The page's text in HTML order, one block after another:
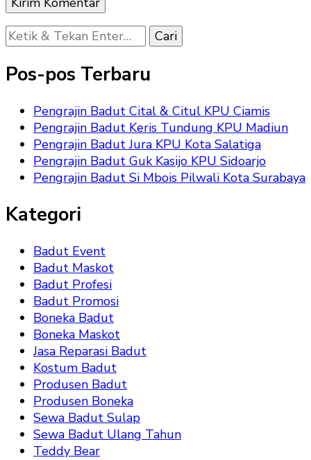
Mencari
Sesuatu?
Pos-pos Terbaru
Pengrajin Badut Cital & Citul KPU Ciamis
Pengrajin Badut Keris Tundung KPU Madiun
Pengrajin Badut Jura KPU Kota Salatiga
Pengrajin Badut Guk Kasijo KPU Sidoarjo
Pengrajin Badut Si Mbois Pilwali Kota Surabaya
Kategori
Badut Event
Badut Maskot
Badut Profesi
Badut Promosi
Boneka Badut
Boneka Maskot
Jasa Reparasi Badut
Kostum Badut
Produsen Badut
Produsen Boneka
Sewa Badut Sulap
Sewa Badut Ulang Tahun
Teddy Bear